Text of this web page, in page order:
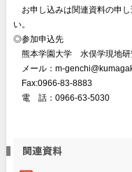
お申し込みは関連資料の申
い。
◎参加申込先
熊本学園大学 水俣学現地研
メール：m-
Fax:0966-83-8883
電 話：0966-63-5030